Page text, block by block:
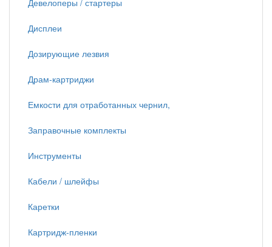
Девелоперы / стартеры
Дисплеи
Дозирующие лезвия
Драм-картриджи
Емкости для отработанных чернил,
Заправочные комплекты
Инструменты
Кабели / шлейфы
Каретки
Картридж-пленки